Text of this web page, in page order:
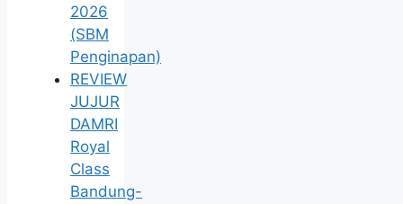
2026
(SBM
Penginapan)
REVIEW
JUJUR
DAMRI
Royal
Class
Bandung-